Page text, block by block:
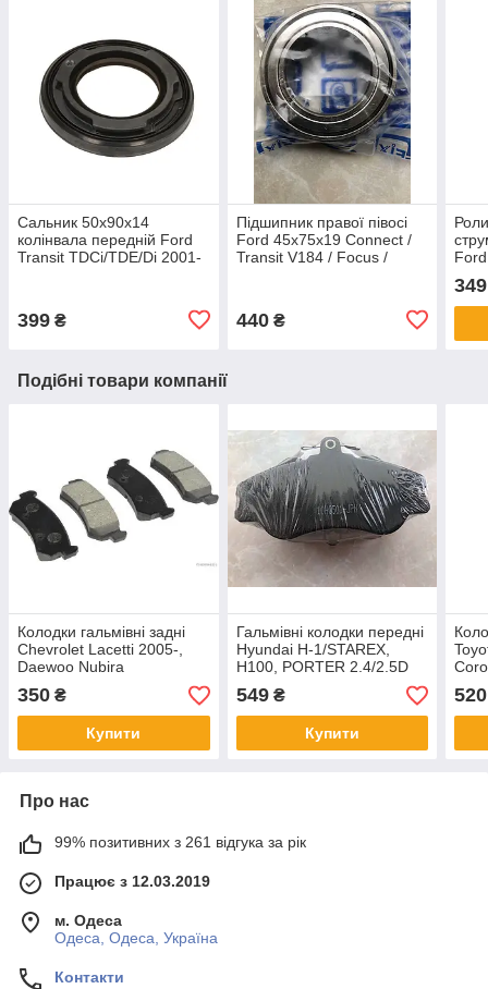
Сальник 50x90x14
колінвала передній Ford
Transit TDCi/TDE/Di 2001-
399 ₴
Підшипник правої півосі
Ford 45x75x19 Connect /
Transit V184 / Focus /
440₴
349
Подібні товари компанії
Колодки гальмівні задні
Chevrolet Lacetti 2005-,
Daewoo Nubira
350 ₴
Купити
Гальмівні колодки передні
Hyundai H-1/STAREX,
H100, PORTER 2.4/2.5D
07.1993 - 04.2004
549₴
Купити
LS/
520
Про нас
99% позитивних з 261 відгука за рік
Працює з 12.03.2019
м. Одеса
Одеса, Одеса, Україна
Контакти